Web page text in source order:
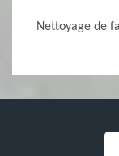
Nettoyage de